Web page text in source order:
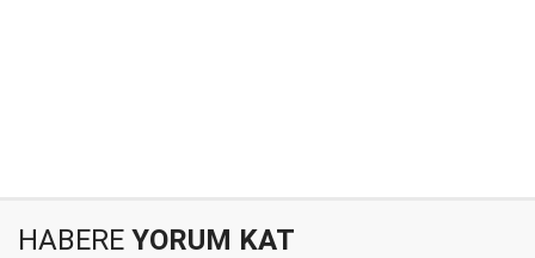
HABERE YORUM KAT